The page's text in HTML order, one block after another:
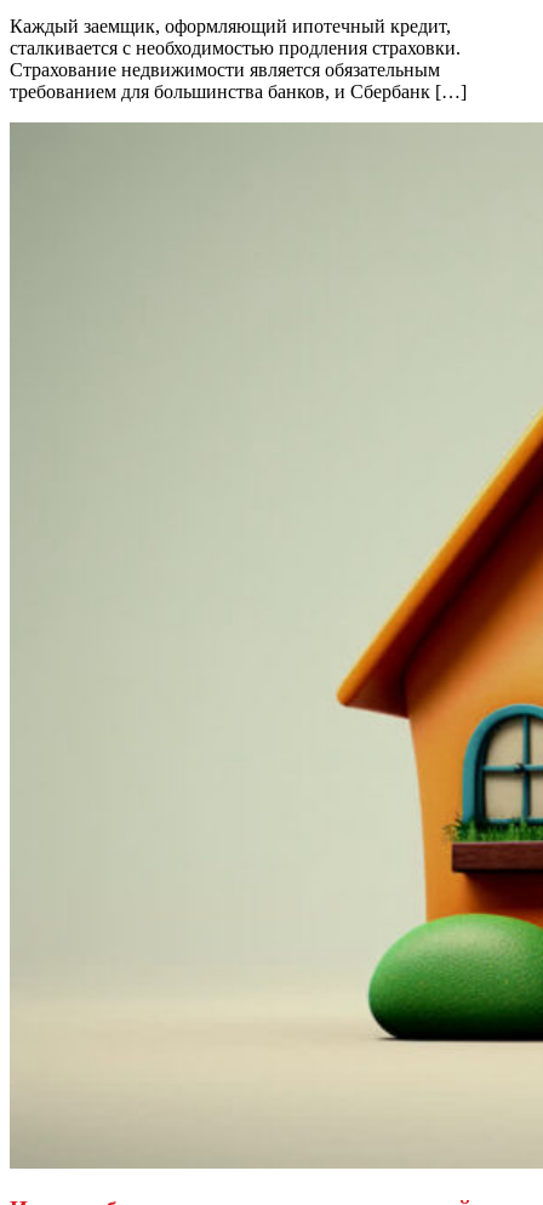
Каждый заемщик, оформляющий ипотечный кредит,
сталкивается с необходимостью продления страховки.
Страхование недвижимости является обязательным
требованием для большинства банков, и Сбербанк […]